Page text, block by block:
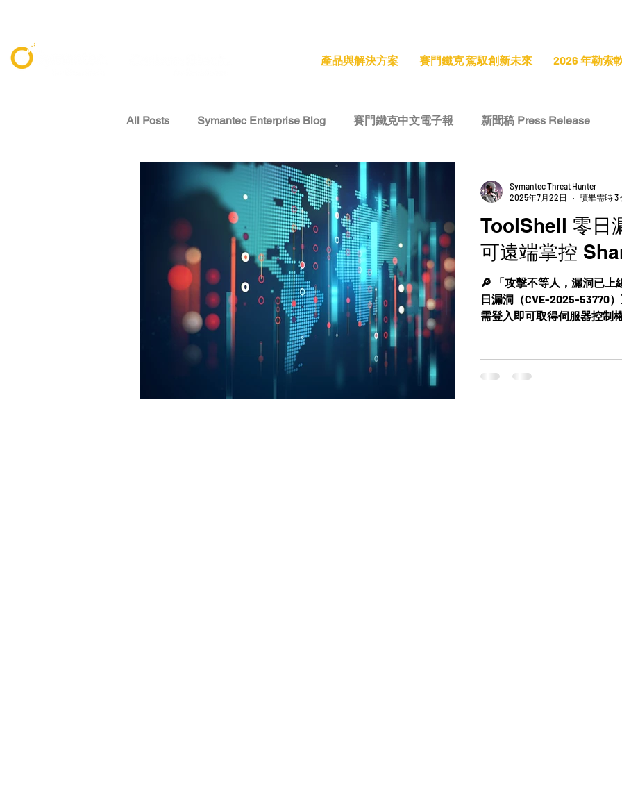
產品與解決方案 賽門鐵克 駕馭創新未來 2026 年勒索
All Posts Symantec Enterprise Blog 賽門鐵克中文電子報 新聞稿 Press Release
資安威脅情報 Threat Intelligence 技術洞察 Tech Insight
專家觀點 Expert Perspectives
ToolShell 零日
可遠端掌控
🔎 「攻擊不等人，漏洞已上
日漏洞（CVE-2025-53770
需登入即可取得伺服器控制
Symantec Threat Hunter
2025年7月22日
讀畢需時 3